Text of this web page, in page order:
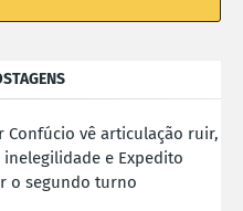
Confúcio vê articulação ruir,
e Expedito
o segundo turno